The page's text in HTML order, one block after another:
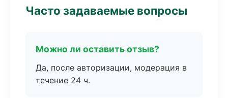
Часто задаваемые вопросы
Можно ли оставить отзыв?
Да, после авторизации, модерация в
течение 24 ч.